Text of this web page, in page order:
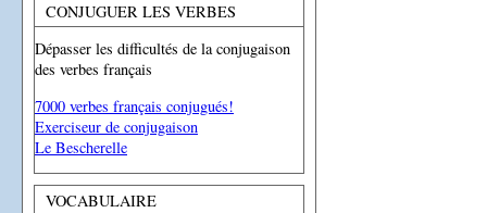
CONJUGUER LES VERBES
Dépasser les difficultés de la conjugaison
des verbes français
7000 verbes français conjugués!
Exerciseur de conjugaison
Le Bescherelle
VOCABULAIRE